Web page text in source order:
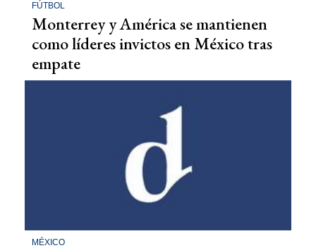
FÚTBOL
Monterrey y América se mantienen
como líderes invictos en México tras
empate
MÉXICO